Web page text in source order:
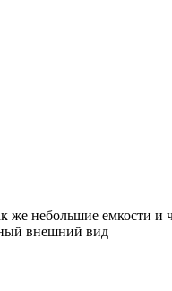
же небольшие емкости и
внешний вид